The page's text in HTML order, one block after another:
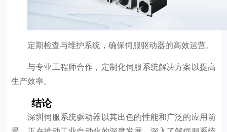
定期检查与维护系统，确保伺服驱动器的高效运营。
与专业工程师合作，定制化伺服系统解决方案以提高
生产效率。
结论
深圳伺服系统驱动器以其出色的性能和广泛的应用前